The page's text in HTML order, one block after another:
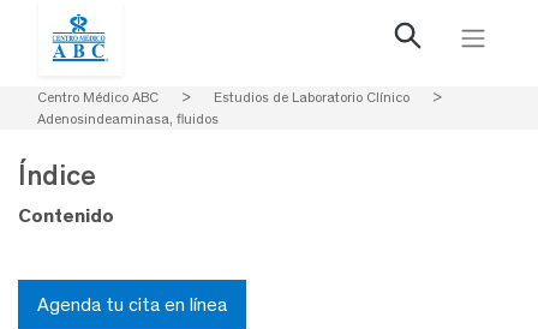
Centro Médico ABC > Estudios de Laboratorio Clínico
>
Adenosindeaminasa, fluidos
Índice
Contenido
Agenda tu cita en línea